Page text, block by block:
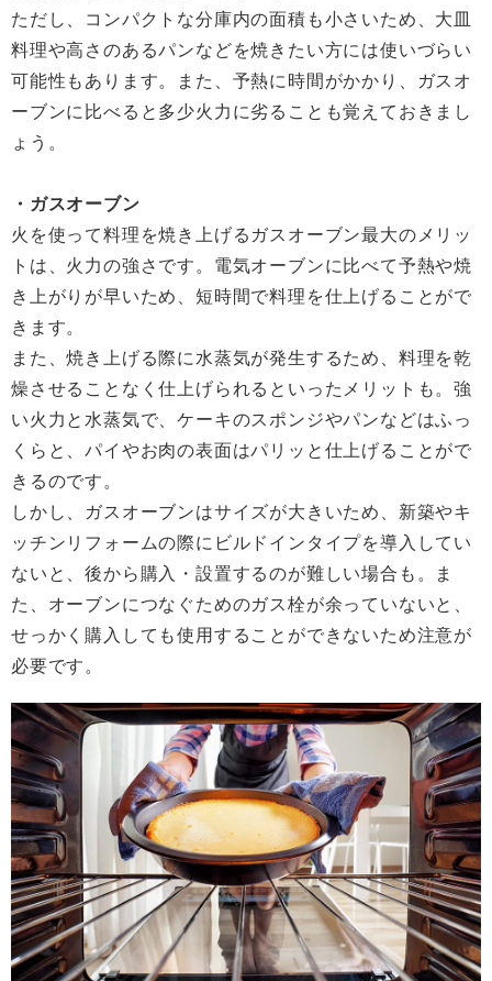
ただし、コンパクトな分庫内の面積も小さいため、大皿
料理や高さのあるパンなどを焼きたい方には使いづらい
可能性もあります。また、予熱に時間がかかり、ガスオ
ーブンに比べると多少火力に劣ることも覚えておきまし
ょう。
・ガスオーブン
火を使って料理を焼き上げるガスオーブン最大のメリッ
トは、火力の強さです。電気オーブンに比べて予熱や焼
き上がりが早いため、短時間で料理を仕上げることがで
きます。
また、焼き上げる際に水蒸気が発生するため、料理を乾
燥させることなく仕上げられるといったメリットも。強
い火力と水蒸気で、ケーキのスポンジやパンなどはふっ
くらと、パイやお肉の表面はパリッと仕上げることがで
きるのです。
しかし、ガスオーブンはサイズが大きいため、新築やキ
ッチンリフォームの際にビルドインタイプを導入してい
ないと、後から購入・設置するのが難しい場合も。ま
た、オーブンにつなぐためのガス栓が余っていないと、
せっかく購入しても使用することができないため注意が
必要です。